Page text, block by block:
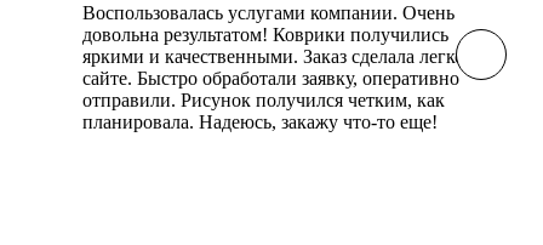
Воспользовалась услугами компании. Очень
довольна результатом! Коврики получились
яркими и качественными. Заказ сделала легко на
сайте. Быстро обработали заявку, оперативно
отправили. Рисунок получился четким, как
планировала. Надеюсь, закажу что-то еще!